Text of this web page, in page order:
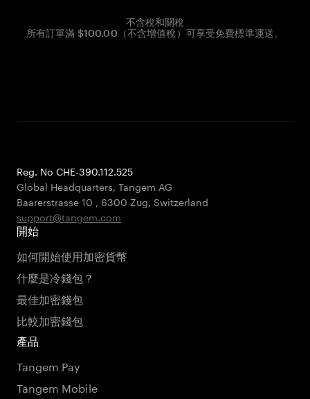
不含稅和關稅
所有訂單滿 $100.00（不含增值稅）可享受免費標準運送。
Reg. No CHE-390.112.525
Global Headquarters, Tangem AG
Baarerstrasse 10 , 6300 Zug, Switzerland
support@tangem.com
開始
如何開始使用加密貨幣
什麼是冷錢包？
最佳加密錢包
比較加密錢包
產品
Tangem Pay
Tangem Mobile